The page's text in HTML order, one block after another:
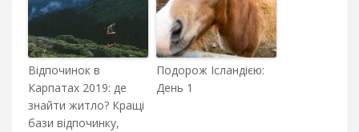
Відпочинок в
Карпатах 2019: де
знайти житло? Кращі
бази відпочинку,
Подорож Ісландією:
День 1